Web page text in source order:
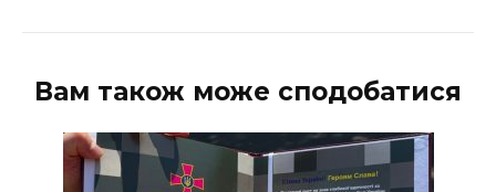
Вам також може сподобатися